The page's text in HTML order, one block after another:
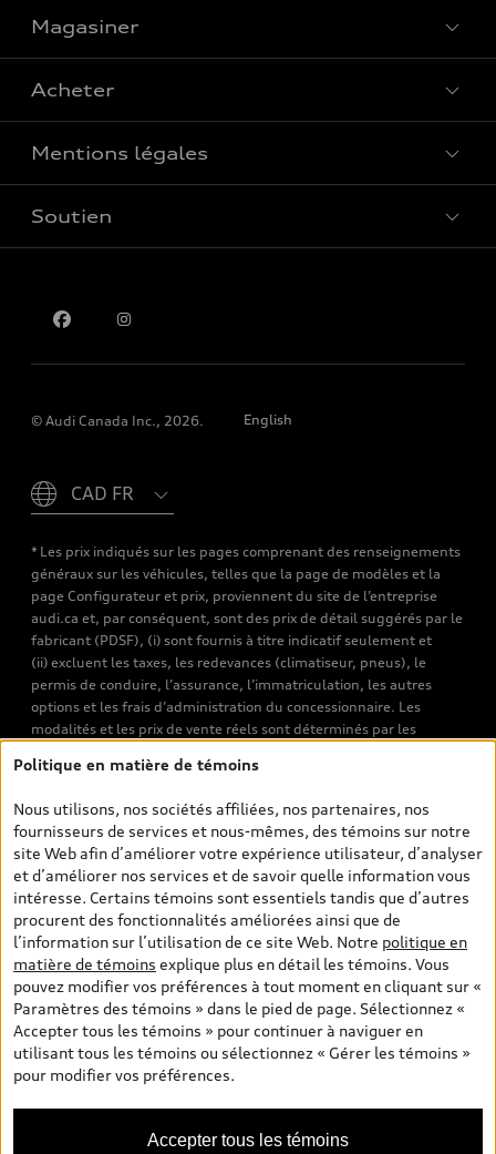
Voir tous les modèles
Magasiner
Offres spéciales
Acheter
Réserver un essai routier
Mentions légales
Confidentialité
Soutien
© Audi Canada Inc., 2026. English
* Les prix indiqués sur les pages comprenant des renseignements
généraux sur les véhicules, telles que la page de modèles et la
page Configurateur et prix, proviennent du site de l’entreprise
audi.ca et, par conséquent, sont des prix de détail suggérés par le
fabricant (PDSF), (i) sont fournis à titre indicatif seulement et
(ii) excluent les taxes, les redevances (climatiseur, pneus), le
permis de conduire, l’assurance, l’immatriculation, les autres
options et les frais d’administration du concessionnaire. Les
modalités et les prix de vente réels sont déterminés par les
véhicules neufs et d’occasion sont les prix de vente établis par les
de transport et d’inspection de prélivraison, les taxes
environnementales (pour les véhicules neufs) et les frais
d’administration des concessionnaires. Toutefois, les taxes de
vente sont exclues. Veuillez noter que les prix de l’estimateur de
versements sont des PDSF s’il a été consulté au moyen de l’onglet
Configurateur et prix (à titre indicatif). Toutefois, s’il a été
consulté à partir des pages de recherche de véhicules neufs et
d’occasion, les prix indiqués sont des prix de vente (prix de vente
réels). Sur les pages de renseignements généraux sur les
véhicules, les modèles sont montrés à titre indicatif seulement,
avec des caractéristiques qui peuvent ne pas être offertes sur les
modèles canadiens. Malgré les efforts déployés pour assurer
l’exactitude de ces renseignements, des erreurs peuvent survenir
et la disponibilité peut changer; veuillez donc visiter votre
concessionnaire pour obtenir les détails et les spécifications
actuelles de chaque modèle. Tous droits réservés. Les marques de
Politique en matière de témoins
Nous utilisons, nos sociétés affiliées, nos partenaires, nos
fournisseurs de services et nous-mêmes, des témoins sur notre
site Web afin d’améliorer votre expérience utilisateur, d’analyser
et d’améliorer nos services et de savoir quelle information vous
intéresse. Certains témoins sont essentiels tandis que d’autres
procurent des fonctionnalités améliorées ainsi que de
l’information sur l’utilisation de ce site Web. Notre politique en
matière de témoins explique plus en détail les témoins. Vous
pouvez modifier vos préférences à tout moment en cliquant sur «
Paramètres des témoins » dans le pied de page. Sélectionnez «
Accepter tous les témoins » pour continuer à naviguer en
utilisant tous les témoins ou sélectionnez « Gérer les témoins »
pour modifier vos préférences.
Accepter tous les témoins